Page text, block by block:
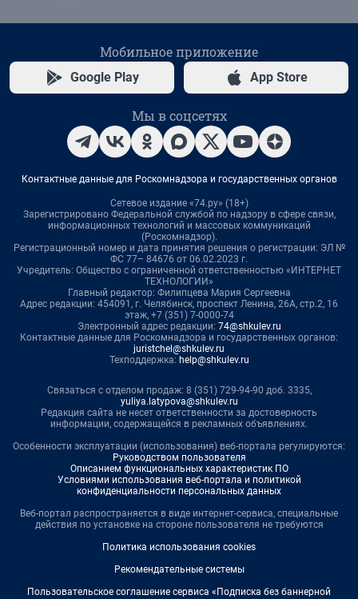
Мобильное приложение
Google Play App Store
Мы в соцсетях
Контактные данные для Роскомнадзора и государственных органов
Сетевое издание «74.ру» (18+)
Зарегистрировано Федеральной службой по надзору в сфере связи,
информационных технологий и массовых коммуникаций
(Роскомнадзор).
Регистрационный номер и дата принятия решения о регистрации: ЭЛ №
ФС 77– 84676 от 06.02.2023 г.
Учредитель: Общество с ограниченной ответственностью «ИНТЕРНЕТ
ТЕХНОЛОГИИ»
Главный редактор: Филипцева Мария Сергеевна
Адрес редакции: 454091, г. Челябинск, проспект Ленина, 26А, стр.2, 16
этаж, +7 (351) 7-0000-74
Электронный адрес редакции: 74@shkulev.ru
Контактные данные для Роскомнадзора и государственных органов:
juristchel@shkulev.ru
Техподдержка: help@shkulev.ru
Связаться с отделом продаж: 8 (351) 729-94-90 доб. 3335,
yuliya.latypova@shkulev.ru
Редакция сайта не несет ответственности за достоверность
информации, содержащейся в рекламных объявлениях.
Особенности эксплуатации (использования) веб-портала регулируются:
Руководством пользователя
Описанием функциональных характеристик ПО
Условиями использования веб-портала и политикой
конфиденциальности персональных данных
Веб-портал распространяется в виде интернет-сервиса, специальные
действия по установке на стороне пользователя не требуются
Политика использования cookies
Рекомендательные системы
Пользовательское соглашение сервиса «Подписка без баннерной